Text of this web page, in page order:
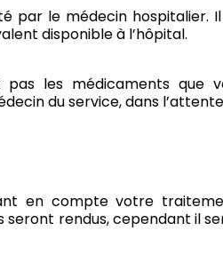
le médecin hospitalier.
disponible à l’hôpital.
les médicaments que
du service, dans
en compte votre
rendus, cependant il